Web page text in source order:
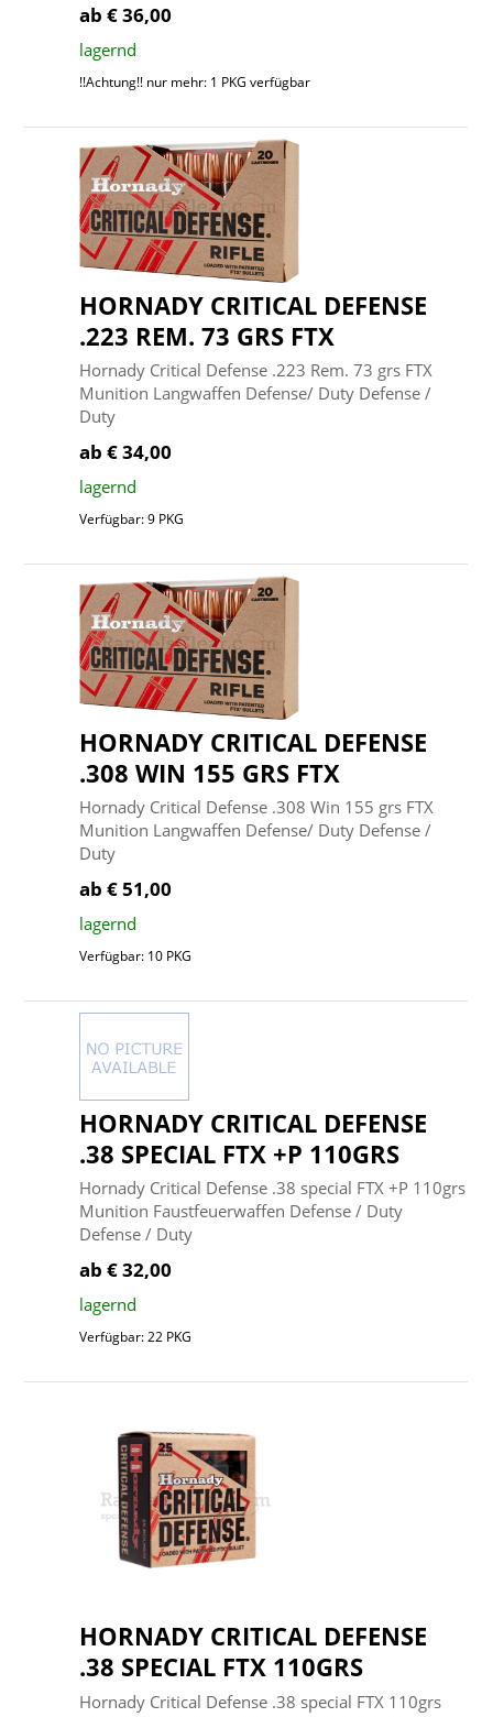
ab € 36,00
lagernd
!!Achtung!! nur mehr: 1 PKG verfügbar
HORNADY CRITICAL DEFENSE
.223 REM. 73 GRS FTX
Hornady Critical Defense .223 Rem. 73 grs FTX
Munition Langwaffen Defense/ Duty Defense /
Duty
ab € 34,00
lagernd
Verfügbar: 9 PKG
HORNADY CRITICAL DEFENSE
.308 WIN 155 GRS FTX
Hornady Critical Defense .308 Win 155 grs FTX
Munition Langwaffen Defense/ Duty Defense /
Duty
ab € 51,00
lagernd
Verfügbar: 10 PKG
HORNADY CRITICAL DEFENSE
.38 SPECIAL FTX +P 110GRS
Hornady Critical Defense .38 special FTX +P 110grs
Munition Faustfeuerwaffen Defense / Duty
Defense / Duty
ab € 32,00
lagernd
Verfügbar: 22 PKG
HORNADY CRITICAL DEFENSE
.38 SPECIAL FTX 110GRS
Hornady Critical Defense .38 special FTX 110grs